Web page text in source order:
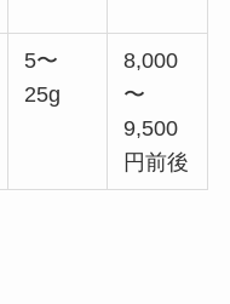
5〜
25g
8,000
〜
9,500
円前後